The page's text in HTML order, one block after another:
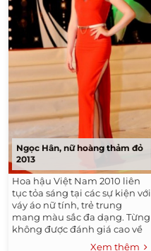
Ngọc Hân, nữ hoàng thảm đỏ
2013
Hoa hậu Việt Nam 2010 liên
tục tỏa sáng tại các sự kiện với
váy áo nữ tính, trẻ trung
mang màu sắc đa dạng. Từng
không được đánh giá cao về
cả ngoại hình lẫn gu thời
Xem thêm